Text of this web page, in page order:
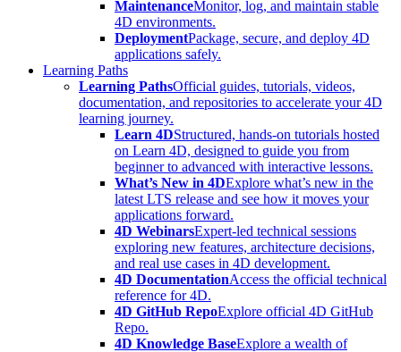
MaintenanceMonitor, log, and maintain stable
4D environments.
DeploymentPackage, secure, and deploy 4D
applications safely.
Learning Paths
Learning PathsOfficial guides, tutorials, videos,
documentation, and repositories to accelerate your 4D
learning journey.
Learn 4DStructured, hands-on tutorials hosted
on Learn 4D, designed to guide you from
beginner to advanced with interactive lessons.
What’s New in 4DExplore what’s new in the
latest LTS release and see how it moves your
applications forward.
4D WebinarsExpert-led technical sessions
exploring new features, architecture decisions,
and real use cases in 4D development.
4D DocumentationAccess the official technical
reference for 4D.
4D GitHub RepoExplore official 4D GitHub
Repo.
4D Knowledge BaseExplore a wealth of